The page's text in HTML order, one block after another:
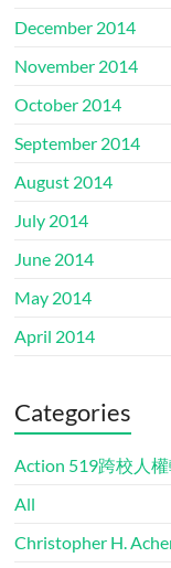
December 2014
November 2014
October 2014
September 2014
August 2014
July 2014
June 2014
May 2014
April 2014
Categories
Action 519跨校人
All
Christopher H.